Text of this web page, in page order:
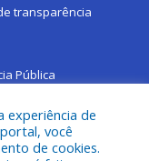
transparência
Pública
experiência de
você
de cookies.